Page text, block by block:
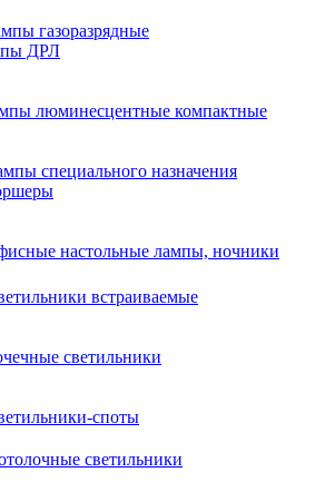
газоразрядные
ДРЛ
люминесцентные компактные
специального назначения
настольные лампы, ночники
встраиваемые
светильники
споты
светильники